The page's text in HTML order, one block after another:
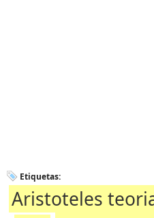
Etiquetas:
Aristoteles